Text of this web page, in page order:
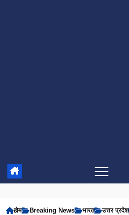
होम Breaking News भारत उत्तर प्रदेश